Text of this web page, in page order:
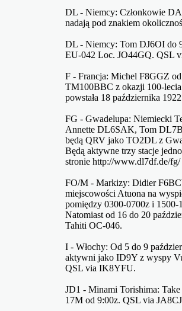
DL - Niemcy: Członkowie
nadają pod znakiem
DL - Niemcy: Tom DJ6OI do
EU-042 Loc. JO44GQ. QSL
F - Francja: Michel F8GGZ
TM100BBC z okazji 100-
powstała 18 października
FG - Gwadelupa: Niemiecki
Annette DL6SAK, Tom
będą QRV jako TO2DL z
Będą aktywne trzy stacje
stronie http://www.dl7df.de/fg/
FO/M - Markizy: Didier
miejscowości Atuona na
pomiędzy 0300-0700z i
Natomiast od 16 do 20
Tahiti OC-046.
I - Włochy: Od 5 do 9
aktywni jako ID9Y z wyspy
QSL via IK8YFU.
JD1 - Minami Torishima:
17M od 9:00z. QSL via